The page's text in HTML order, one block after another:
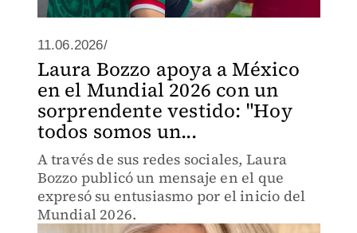
11.06.2026/
Laura Bozzo apoya a México
en el Mundial 2026 con un
sorprendente vestido: "Hoy
todos somos un...
A través de sus redes sociales, Laura
Bozzo publicó un mensaje en el que
expresó su entusiasmo por el inicio del
Mundial 2026.